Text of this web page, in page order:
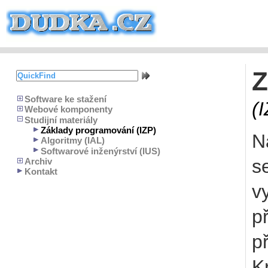
Software ke stažení
Webové komponenty
Studijní materiály
Základy programování (IZP)
Algoritmy (IAL)
Softwarové inženýrství (IUS)
Archiv
Kontakt